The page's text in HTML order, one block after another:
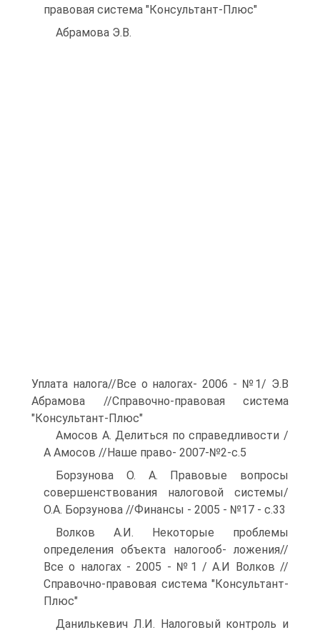
правовая система "Консультант-Плюс"
Абрамова Э.В.
Уплата налога//Все о налогах- 2006 - №1/ Э.В
Абрамова //Справочно-правовая система
"Консультант-Плюс"
Амосов А. Делиться по справедливости /
А Амосов //Наше право- 2007-№2-с.5
Борзунова О. А. Правовые вопросы
совершенствования налоговой системы/
О.А. Борзунова //Финансы - 2005 - №17 - с.33
Волков А.И. Некоторые проблемы
определения объекта налогооб- ложения//
Все о налогах - 2005 - №1 / А.И Волков //
Справочно-правовая система "Консультант-
Плюс"
Данилькевич Л.И. Налоговый контроль и